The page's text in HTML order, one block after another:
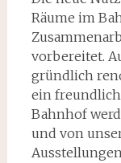
Räume im
vorbereitet.
gründlich
ein
Bahnhof
und von